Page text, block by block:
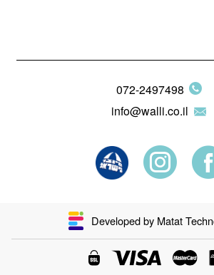
072-2497498
info@walli.co.il
Developed by Matat